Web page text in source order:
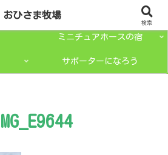
ミニチュアホースとは？
ミニチュアホースの宿
サポーターになろう
IMG_E9644
おひさま牧場
検索